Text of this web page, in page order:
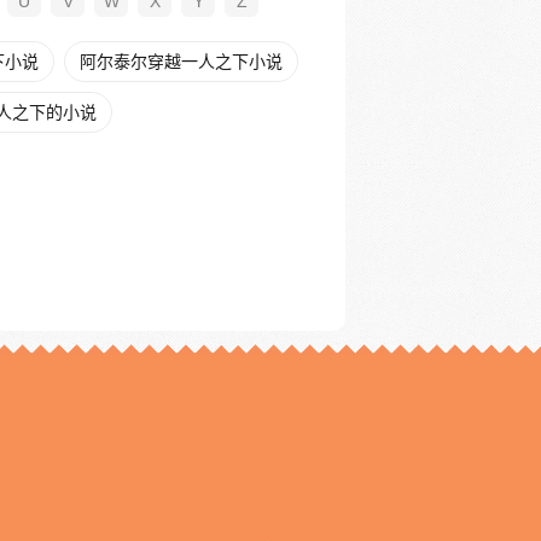
小说 阿尔泰尔穿越一人之下小说
之下的小说